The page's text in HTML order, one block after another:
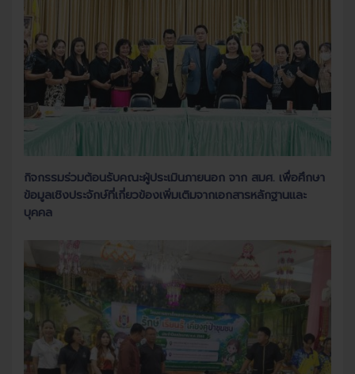
กิจกรรมร่วมต้อนรับคณะผู้ประเมินภายนอก จาก สมศ. เพื่อศึกษา
ข้อมูลเชิงประจักษ์ที่เกี่ยวข้องเพิ่มเติมจากเอกสารหลักฐานและ
บุคคล